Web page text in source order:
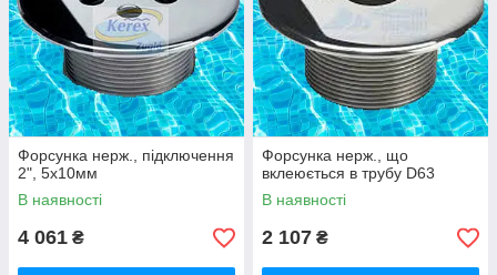
Форсунка нерж., підключення
2", 5х10мм
В наявності
4 061 ₴
Форсунка нерж., що
вклеюється в трубу D63
В наявності
2 107 ₴